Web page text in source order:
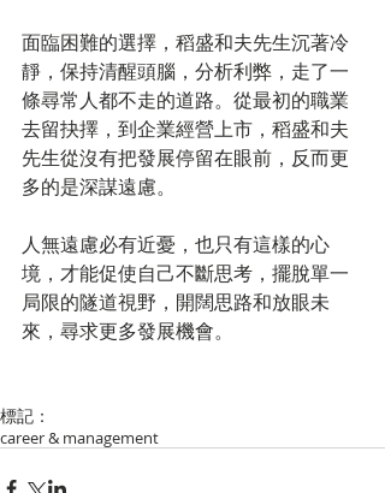
面臨困難的選擇，稻盛和夫先生沉著冷
靜，保持清醒頭腦，分析利弊，走了一
條尋常人都不走的道路。從最初的職業
去留抉擇，到企業經營上市，稻盛和夫
先生從沒有把發展停留在眼前，反而更
多的是深謀遠慮。
人無遠慮必有近憂，也只有這樣的心
境，才能促使自己不斷思考，擺脫單一
局限的隧道視野，開闊思路和放眼未
來，尋求更多發展機會。
標記：
career & management